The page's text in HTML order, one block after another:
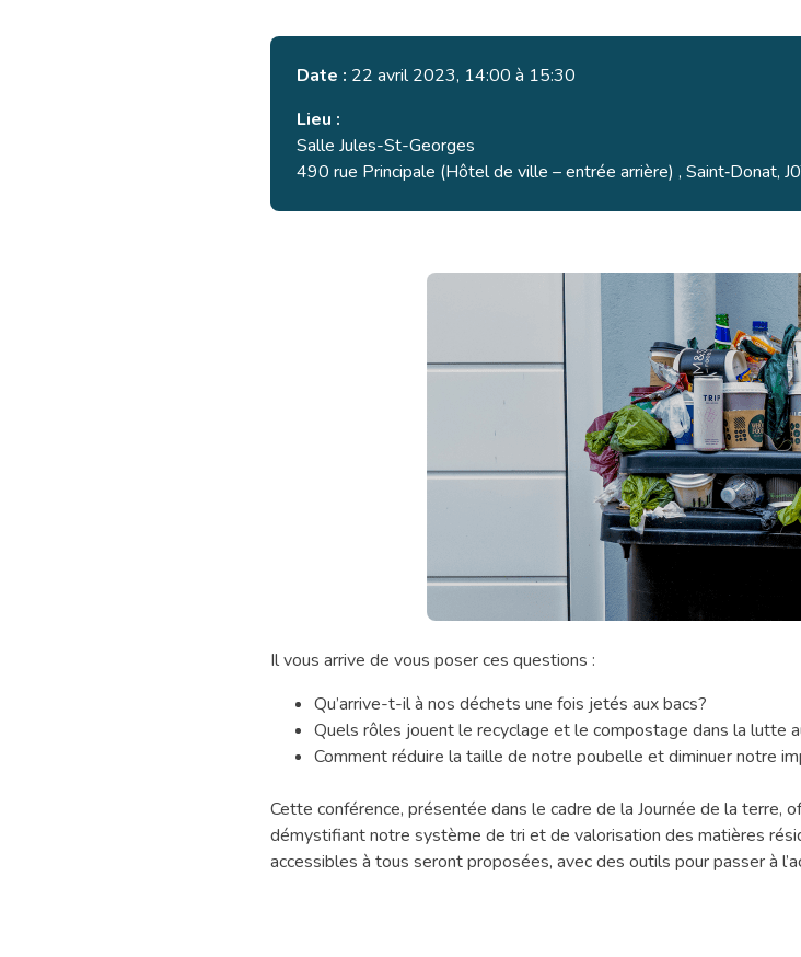
Date : 22 avril 2023, 14:00 à 15:30
Lieu :
Salle Jules-St-Georges
490 rue Principale (Hôtel de ville – entrée arrière) , Saint‑Donat,
J’aime
ma
poubelle
je
la
quitte
Il vous arrive de vous poser ces questions :
Qu’arrive-t-il à nos déchets une fois jetés aux bacs?
Quels rôles jouent le recyclage et le compostage dans la lutte
Comment réduire la taille de notre poubelle et diminuer notre
Cette conférence, présentée dans le cadre de la Journée de la terre,
démystifiant notre système de tri et de valorisation des matières
accessibles à tous seront proposées, avec des outils pour passer à